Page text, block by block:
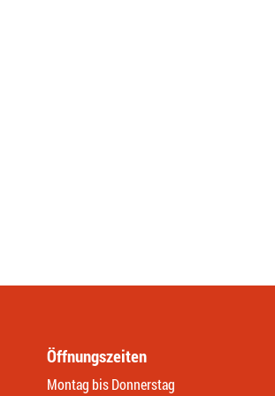
Öffnungszeiten
Montag bis Donnerstag